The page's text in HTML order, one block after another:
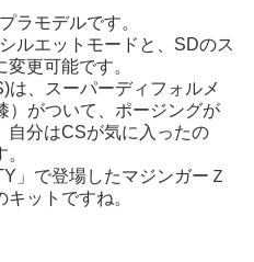
ラモデルです。
ルエットモードと、SDのス
更可能です。
は、スーパーディフォルメ
）がついて、ポージングが
自分はCSが気に入ったの
」で登場したマジンガーＺ
ットですね。